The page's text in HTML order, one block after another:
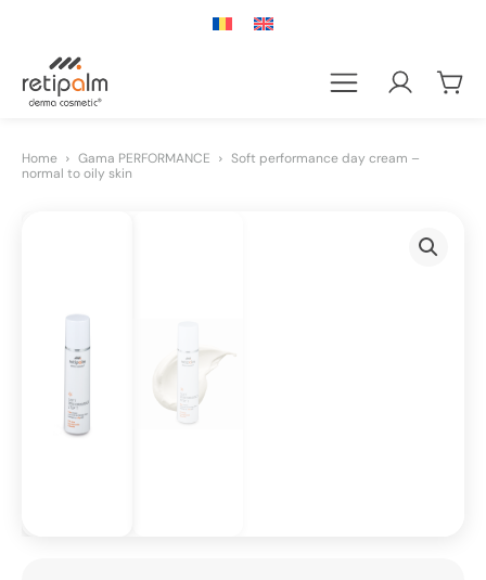
Home Gama PERFORMANCE
Soft performance day cream –
normal to oily skin